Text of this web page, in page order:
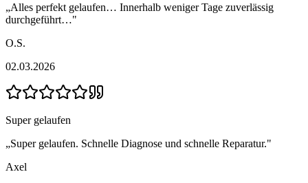
„Alles perfekt gelaufen… Innerhalb weniger Tage zuverlässig
durchgeführt…"
O.S.
02.03.2026
Super gelaufen
„Super gelaufen. Schnelle Diagnose und schnelle Reparatur."
Axel